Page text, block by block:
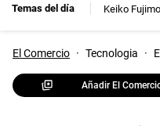
Temas del día Keiko
El Comercio · Tecnologia ·
Añadir El